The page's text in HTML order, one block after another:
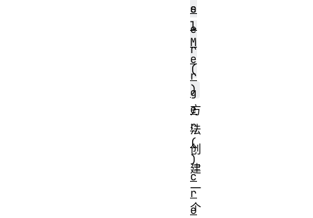
s
e
r
(
)
方
法
创
建
一
个
e
l
M
e
r
g
e
r
(
)
c
r
e